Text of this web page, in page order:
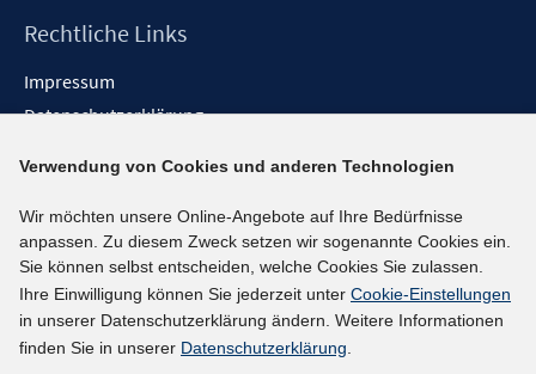
Rechtliche Links
Impressum
Datenschutzerklärung
Barrieren melden
Social-Media-Kanäle
BlueSky
YouTube
LinkedIn
Verwendung von Cookies und anderen Technologien
Wir möchten unsere Online-Angebote auf Ihre Bedürfnisse
anpassen. Zu diesem Zweck setzen wir sogenannte Cookies ein.
Sie können selbst entscheiden, welche Cookies Sie zulassen.
Ihre Einwilligung können Sie jederzeit unter Cookie-Einstellungen
in unserer Datenschutzerklärung ändern. Weitere Informationen
finden Sie in unserer Datenschutzerklärung.